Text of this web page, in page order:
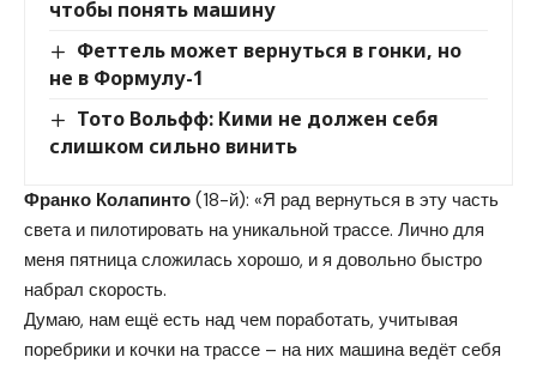
чтобы понять машину
Феттель может вернуться в гонки, но
не в Формулу-1
Тото Вольфф: Кими не должен себя
слишком сильно винить
Франко Колапинто (18-й): «Я рад вернуться в эту часть
света и пилотировать на уникальной трассе. Лично для
меня пятница сложилась хорошо, и я довольно быстро
набрал скорость.
Думаю, нам ещё есть над чем поработать, учитывая
поребрики и кочки на трассе – на них машина ведёт себя